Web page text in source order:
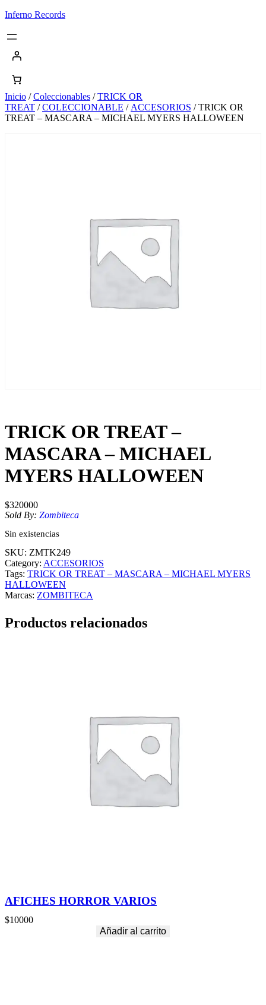
Saltar
contenido
Inferno Records
Inicio /Coleccionables /TRICK OR
TREAT /COLECCIONABLE / ACCESORIOS / TRICK OR
TREAT – MASCARA – MICHAEL MYERS HALLOWEEN
TRICK OR TREAT –
MASCARA – MICHAEL
MYERS HALLOWEEN
$320000
Sold By: Zombiteca
Sin existencias
SKU: ZMTK249
Category: ACCESORIOS
Tags: TRICK OR TREAT – MASCARA – MICHAEL MYERS
HALLOWEEN
Marcas: ZOMBITECA
Productos relacionados
AFICHES HORROR VARIOS
$10000
Añadir al carrito